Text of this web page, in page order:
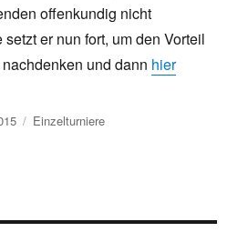
offenkundig nicht
er nun fort, um den Vorteil
und dann hier
Kategorien
Einzelturniere